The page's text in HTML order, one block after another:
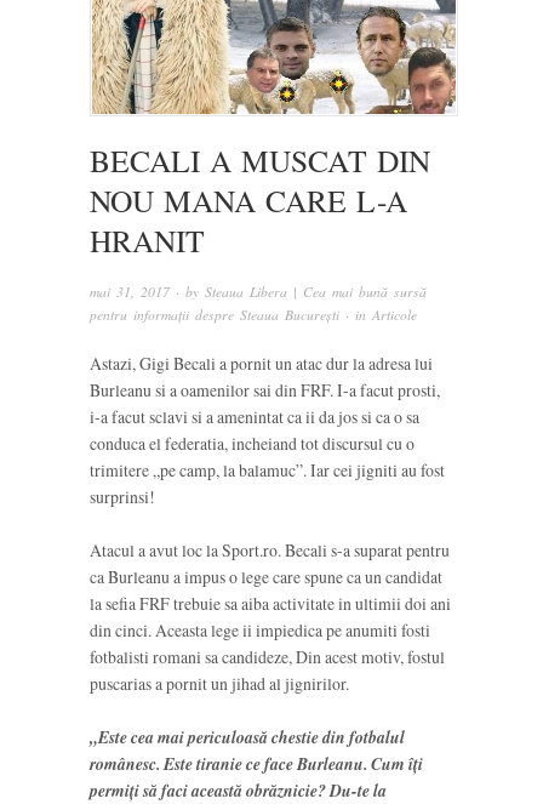
BECALI A MUSCAT DIN
NOU MANA CARE L-A
HRANIT
mai 31, 2017 · by Steaua Libera | Cea mai bună sursă
pentru informații despre Steaua București · in Articole
Astazi, Gigi Becali a pornit un atac dur la adresa lui
Burleanu si a oamenilor sai din FRF. I-a facut prosti,
i-a facut sclavi si a amenintat ca ii da jos si ca o sa
conduca el federatia, incheiand tot discursul cu o
trimitere „pe camp, la balamuc”. Iar cei jigniti au fost
surprinsi!
Atacul a avut loc la Sport.ro. Becali s-a suparat pentru
ca Burleanu a impus o lege care spune ca un candidat
la sefia FRF trebuie sa aiba activitate in ultimii doi ani
din cinci. Aceasta lege ii impiedica pe anumiti fosti
fotbalisti romani sa candideze, Din acest motiv, fostul
puscarias a pornit un jihad al jignirilor.
„Este cea mai periculoasă chestie din fotbalul
românesc.Este tiranie ce face Burleanu. Cum îți
permiți să faci această obrăznicie? Du-te la